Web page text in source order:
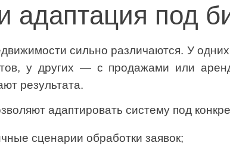
адаптация под
сильно различаются. У одних
у других — с продажами или
результата.
адаптировать систему под
сценарии обработки заявок;